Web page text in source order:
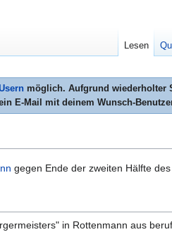
möglich. Aufgrund wiederholter
E-Mail mit deinem Wunsch-
gegen Ende der zweiten Hälfte des
in Rottenmann aus
Lesen